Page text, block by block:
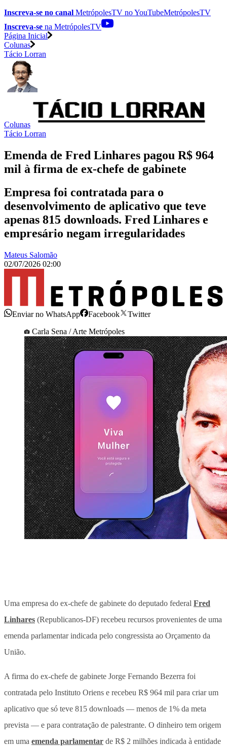
Inscreva-se no canal MetrópolesTV noYouTubeMetrópolesTV
Inscreva-se na MetrópolesTV
Página Inicial
Colunas
Tácio Lorran
Colunas
Tácio Lorran
Emenda de Fred Linhares pagou R$ 964
mil à firma de ex-chefe de gabinete
Empresa foi contratada para o
desenvolvimento de aplicativo que teve
apenas 815 downloads. Fred Linhares e
empresário negam irregularidades
Mateus Salomão
02/07/2026 02:00
Enviar no WhatsApp Facebook
Twitter
Carla Sena / Arte Metrópoles
Uma empresa do ex-chefe de gabinete do deputado federal Fred
Linhares (Republicanos-DF) recebeu recursos provenientes de uma
emenda parlamentar indicada pelo congressista ao Orçamento da
União.
A firma do ex-chefe de gabinete Jorge Fernando Bezerra foi
contratada pelo Instituto Oriens e recebeu R$ 964 mil para criar um
aplicativo que só teve 815 downloads — menos de 1% da meta
prevista — e para contratação de palestrante. O dinheiro tem origem
em uma emenda parlamentar de R$ 2 milhões indicada à entidade